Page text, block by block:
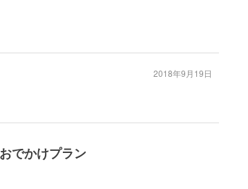
2018年9月19日
でかけプラン